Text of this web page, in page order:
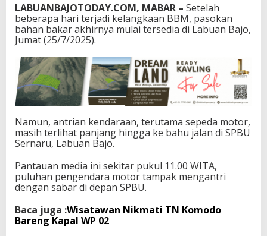
s
i
h
n
t
r
e
P
a
n
j
a
n
g
d
i
L
b
u
LABUANBAJOTODAY.COM, MABAR – Setelah
beberapa hari terjadi kelangkaan BBM, pasokan
bahan bakar akhirnya mulai tersedia di Labuan Bajo,
Jumat (25/7/2025).
Namun, antrian kendaraan, terutama sepeda motor,
masih terlihat panjang hingga ke bahu jalan di SPBU
Sernaru, Labuan Bajo.
Pantauan media ini sekitar pukul 11.00 WITA,
puluhan pengendara motor tampak mengantri
dengan sabar di depan SPBU.
Baca juga :Wisatawan Nikmati TN Komodo
Bareng Kapal WP 02